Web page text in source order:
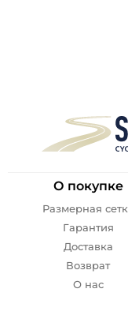
О покупке
Размерная
Гарантия
Доставка
Возврат
О нас